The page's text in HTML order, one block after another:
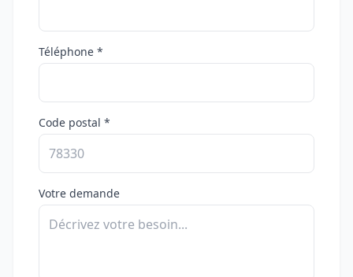
Téléphone *
Code postal *
Votre demande